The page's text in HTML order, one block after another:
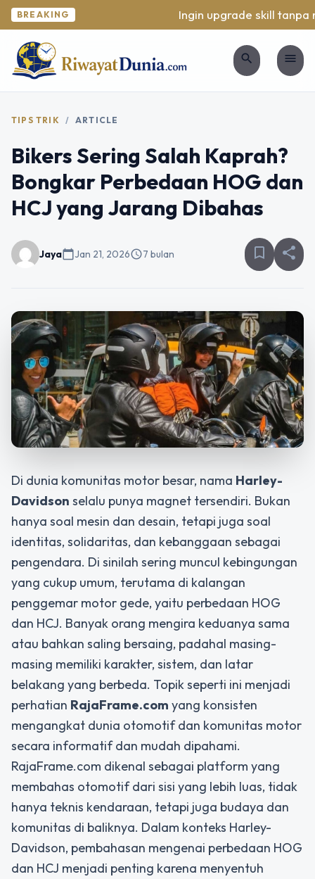
BREAKING Ingin upgrade skill tanpa
search menu
TIPS TRIK / ARTICLE
Bikers Sering Salah Kaprah?
Bongkar Perbedaan HOG dan
HCJ yang Jarang Dibahas
Jayacalendar_todayJan 21, 2026schedule7 bulan bookmark_border share
Di dunia komunitas motor besar, nama Harley-
Davidson selalu punya magnet tersendiri. Bukan
hanya soal mesin dan desain, tetapi juga soal
identitas, solidaritas, dan kebanggaan sebagai
pengendara. Di sinilah sering muncul kebingungan
yang cukup umum, terutama di kalangan
penggemar motor gede, yaitu perbedaan HOG
dan HCJ. Banyak orang mengira keduanya sama
atau bahkan saling bersaing, padahal masing-
masing memiliki karakter, sistem, dan latar
belakang yang berbeda. Topik seperti ini menjadi
perhatian RajaFrame.com yang konsisten
mengangkat dunia otomotif dan komunitas motor
secara informatif dan mudah dipahami.
RajaFrame.com dikenal sebagai platform yang
membahas otomotif dari sisi yang lebih luas, tidak
hanya teknis kendaraan, tetapi juga budaya dan
komunitas di baliknya. Dalam konteks Harley-
Davidson, pembahasan mengenai perbedaan HOG
dan HCJ menjadi penting karena menyentuh